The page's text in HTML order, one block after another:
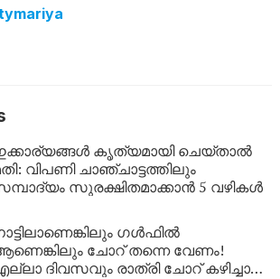
കൃത്യമായി ചെയ്താൽ
വിപണി ചാഞ്ചാട്ടത്തിലും
സുരക്ഷിതമാക്കാൻ 5 വഴികൾ
​ഗൾഫിൽ
ചോറ് തന്നെ വേണം!
ദിവസവും രാത്രി ചോറ് കഴിച്ചാൽ